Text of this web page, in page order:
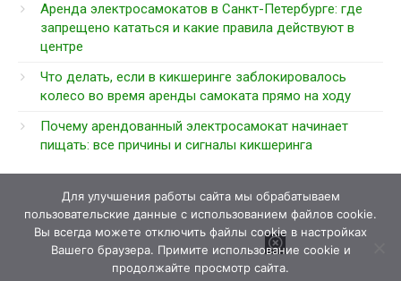
Аренда электросамокатов в Санкт-Петербурге: где
запрещено кататься и какие правила действуют в
центре
Что делать, если в кикшеринге заблокировалось
колесо во время аренды самоката прямо на ходу
Почему арендованный электросамокат начинает
пищать: все причины и сигналы кикшеринга
Для улучшения работы сайта мы обрабатываем
пользовательские данные с использованием файлов cookie.
Вы всегда можете отключить файлы cookie в настройках
Вашего браузера. Примите использование cookie и
продолжайте просмотр сайта.